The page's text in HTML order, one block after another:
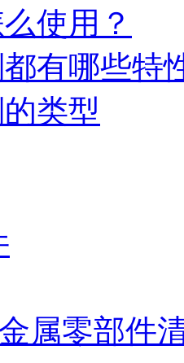
使用？
有哪些特
类型
属零部件